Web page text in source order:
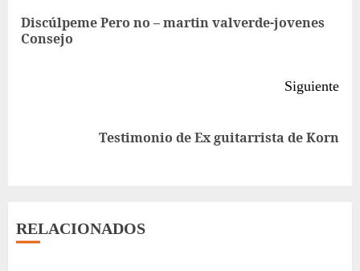
leyendo
Discúlpeme Pero no – martin valverde-jovenes
Consejo
Siguiente
Testimonio de Ex guitarrista de Korn
RELACIONADOS